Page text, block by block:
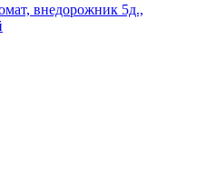
внедорожник 5д.,